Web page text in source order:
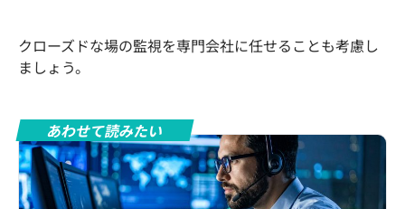
クローズドな場の監視を専門会社に任せることも考慮し
ましょう。
あわせて読みたい